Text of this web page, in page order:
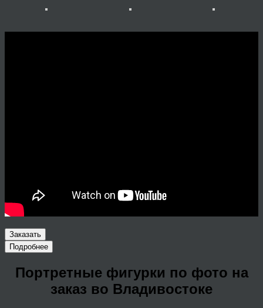
Заказать
Подробнее
Портретные фигурки по фото на
заказ во Владивостоке